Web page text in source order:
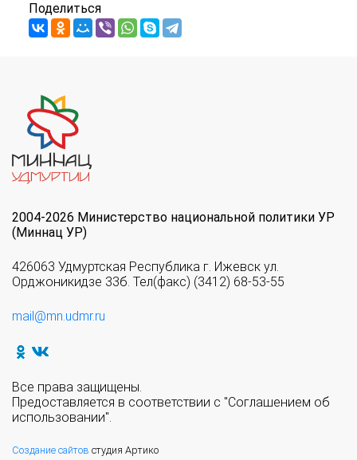
Поделиться
2004-2026 Министерство национальной политики УР
(Миннац УР)
426063 Удмуртская Республика г. Ижевск ул.
Орджоникидзе 33б. Тел(факс) (3412) 68-53-55
mail@mn.udmr.ru
Все права защищены.
Предоставляется в соответствии с "Соглашением об
использовании".
Создание сайтов студия Артико